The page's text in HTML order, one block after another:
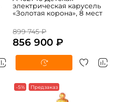
электрическая карусель
«Золотая корона», 8 мест
899 745 ₽
856 900 ₽
-5% Предзаказ